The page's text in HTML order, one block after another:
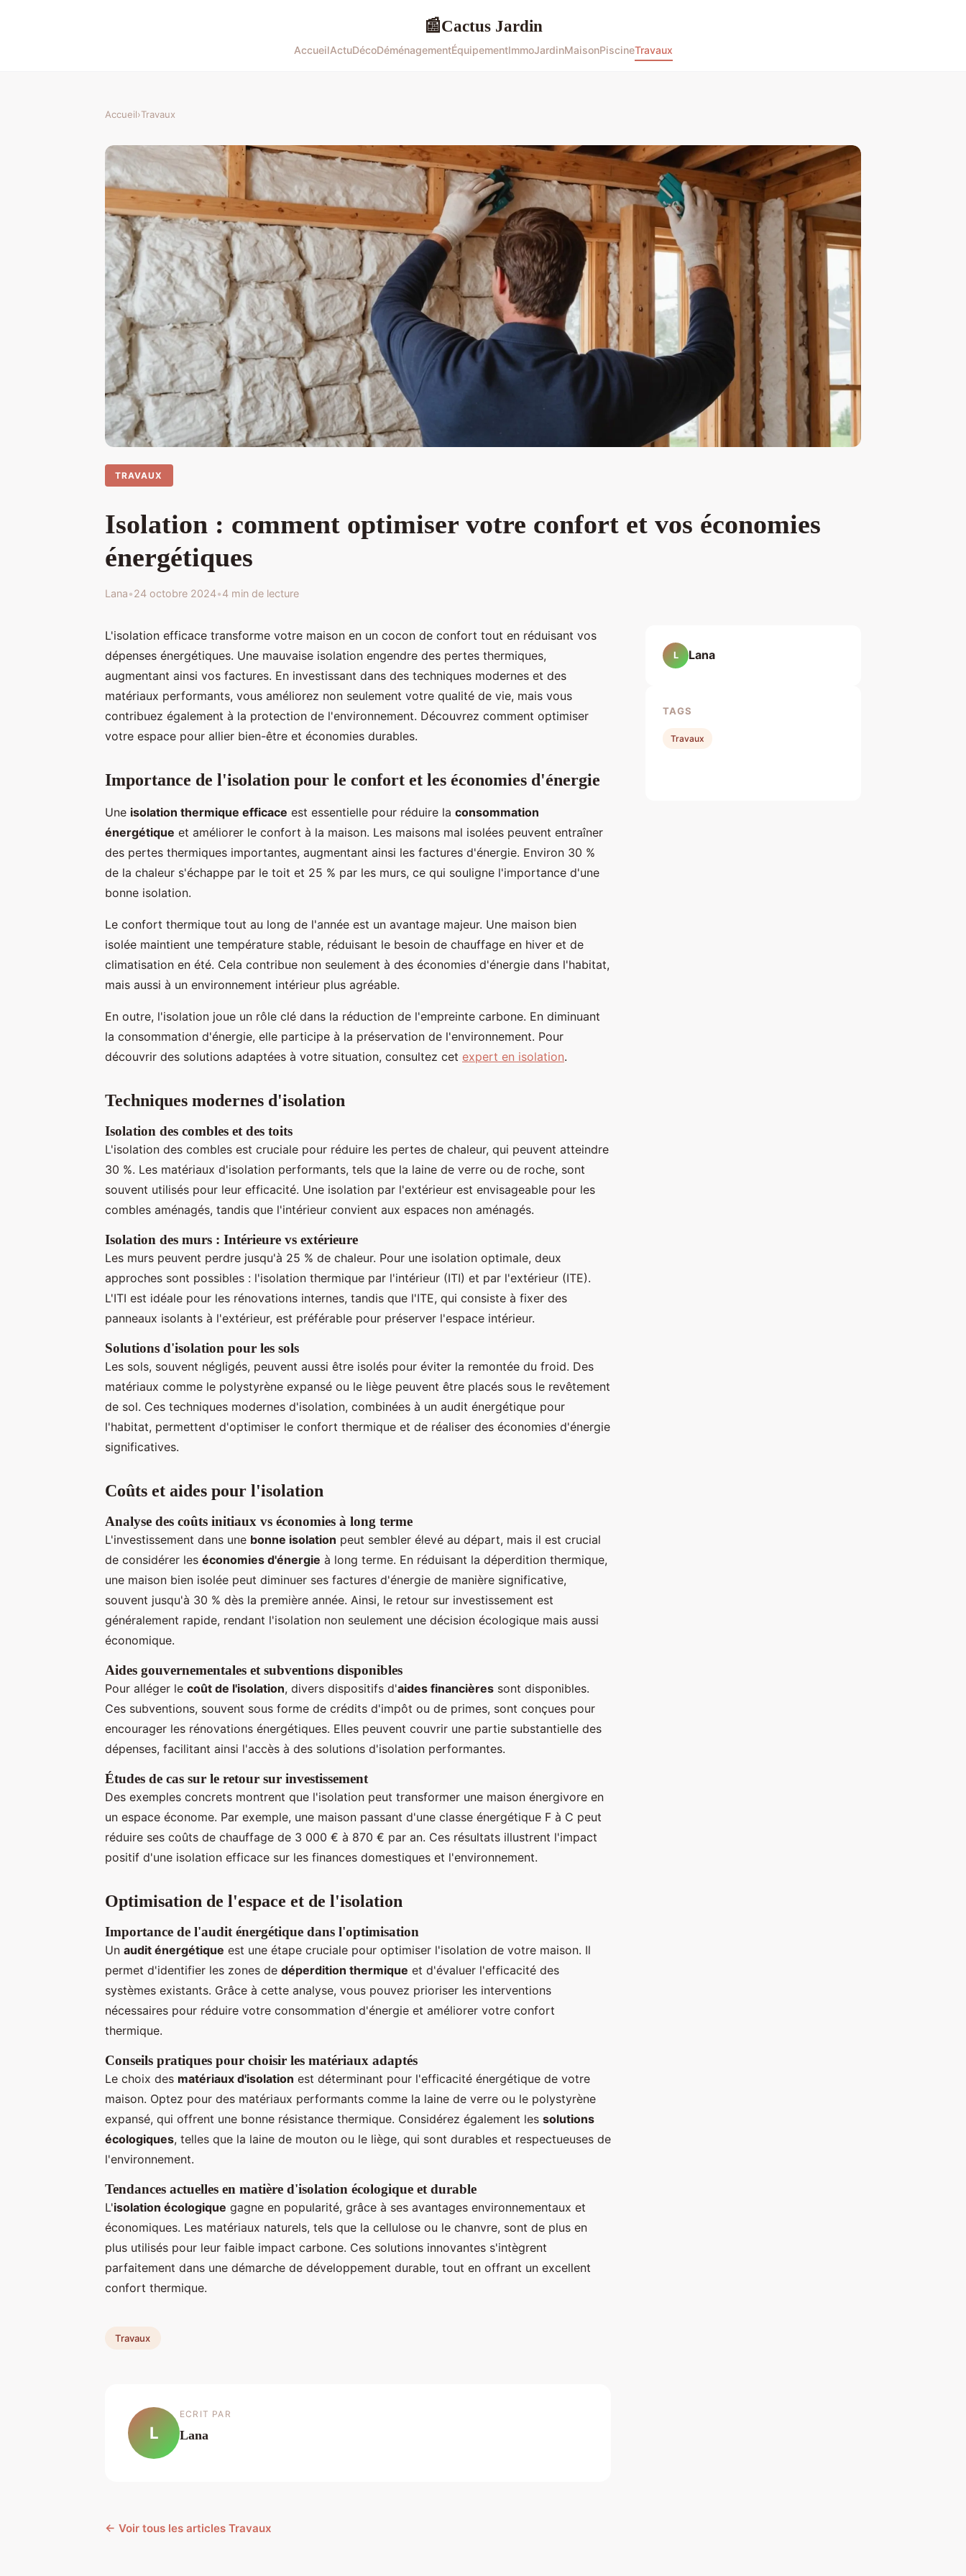
📰Cactus Jardin
AccueilActuDécoDéménagementÉquipementImmoJardinMaisonPiscineTravaux
Accueil›Travaux
TRAVAUX
Isolation : comment optimiser votre confort et vos économies
énergétiques
Lana•24 octobre 2024•4 min de lecture
L'isolation efficace transforme votre maison en un cocon de confort tout en réduisant vos
dépenses énergétiques. Une mauvaise isolation engendre des pertes thermiques,
augmentant ainsi vos factures. En investissant dans des techniques modernes et des
matériaux performants, vous améliorez non seulement votre qualité de vie, mais vous
contribuez également à la protection de l'environnement. Découvrez comment optimiser
votre espace pour allier bien-être et économies durables.
Importance de l'isolation pour le confort et les économies d'énergie
Une isolation thermique efficace est essentielle pour réduire la consommation
énergétique et améliorer le confort à la maison. Les maisons mal isolées peuvent entraîner
des pertes thermiques importantes, augmentant ainsi les factures d'énergie. Environ 30 %
de la chaleur s'échappe par le toit et 25 % par les murs, ce qui souligne l'importance d'une
bonne isolation.
Le confort thermique tout au long de l'année est un avantage majeur. Une maison bien
isolée maintient une température stable, réduisant le besoin de chauffage en hiver et de
climatisation en été. Cela contribue non seulement à des économies d'énergie dans l'habitat,
mais aussi à un environnement intérieur plus agréable.
En outre, l'isolation joue un rôle clé dans la réduction de l'empreinte carbone. En diminuant
la consommation d'énergie, elle participe à la préservation de l'environnement. Pour
découvrir des solutions adaptées à votre situation, consultez cet expert en isolation.
Techniques modernes d'isolation
Isolation des combles et des toits
L'isolation des combles est cruciale pour réduire les pertes de chaleur, qui peuvent atteindre
30 %. Les matériaux d'isolation performants, tels que la laine de verre ou de roche, sont
souvent utilisés pour leur efficacité. Une isolation par l'extérieur est envisageable pour les
combles aménagés, tandis que l'intérieur convient aux espaces non aménagés.
Isolation des murs : Intérieure vs extérieure
Les murs peuvent perdre jusqu'à 25 % de chaleur. Pour une isolation optimale, deux
approches sont possibles : l'isolation thermique par l'intérieur (ITI) et par l'extérieur (ITE).
L'ITI est idéale pour les rénovations internes, tandis que l'ITE, qui consiste à fixer des
panneaux isolants à l'extérieur, est préférable pour préserver l'espace intérieur.
Solutions d'isolation pour les sols
Les sols, souvent négligés, peuvent aussi être isolés pour éviter la remontée du froid. Des
matériaux comme le polystyrène expansé ou le liège peuvent être placés sous le revêtement
de sol. Ces techniques modernes d'isolation, combinées à un audit énergétique pour
l'habitat, permettent d'optimiser le confort thermique et de réaliser des économies d'énergie
significatives.
Coûts et aides pour l'isolation
Analyse des coûts initiaux vs économies à long terme
L'investissement dans une bonne isolation peut sembler élevé au départ, mais il est crucial
de considérer les économies d'énergie à long terme. En réduisant la déperdition thermique,
une maison bien isolée peut diminuer ses factures d'énergie de manière significative,
souvent jusqu'à 30 % dès la première année. Ainsi, le retour sur investissement est
généralement rapide, rendant l'isolation non seulement une décision écologique mais aussi
économique.
Aides gouvernementales et subventions disponibles
Pour alléger le coût de l'isolation, divers dispositifs d'aides financières sont disponibles.
Ces subventions, souvent sous forme de crédits d'impôt ou de primes, sont conçues pour
encourager les rénovations énergétiques. Elles peuvent couvrir une partie substantielle des
dépenses, facilitant ainsi l'accès à des solutions d'isolation performantes.
Études de cas sur le retour sur investissement
Des exemples concrets montrent que l'isolation peut transformer une maison énergivore en
un espace économe. Par exemple, une maison passant d'une classe énergétique F à C peut
réduire ses coûts de chauffage de 3 000 € à 870 € par an. Ces résultats illustrent l'impact
positif d'une isolation efficace sur les finances domestiques et l'environnement.
Optimisation de l'espace et de l'isolation
Importance de l'audit énergétique dans l'optimisation
Un audit énergétique est une étape cruciale pour optimiser l'isolation de votre maison. Il
permet d'identifier les zones de déperdition thermique et d'évaluer l'efficacité des
systèmes existants. Grâce à cette analyse, vous pouvez prioriser les interventions
nécessaires pour réduire votre consommation d'énergie et améliorer votre confort
thermique.
Conseils pratiques pour choisir les matériaux adaptés
Le choix des matériaux d'isolation est déterminant pour l'efficacité énergétique de votre
maison. Optez pour des matériaux performants comme la laine de verre ou le polystyrène
expansé, qui offrent une bonne résistance thermique. Considérez également les solutions
écologiques, telles que la laine de mouton ou le liège, qui sont durables et respectueuses de
l'environnement.
Tendances actuelles en matière d'isolation écologique et durable
L'isolation écologique gagne en popularité, grâce à ses avantages environnementaux et
économiques. Les matériaux naturels, tels que la cellulose ou le chanvre, sont de plus en
plus utilisés pour leur faible impact carbone. Ces solutions innovantes s'intègrent
parfaitement dans une démarche de développement durable, tout en offrant un excellent
confort thermique.
Travaux
L
ECRIT PAR
Lana
← Voir tous les articles Travaux
L Lana
TAGS
Travaux